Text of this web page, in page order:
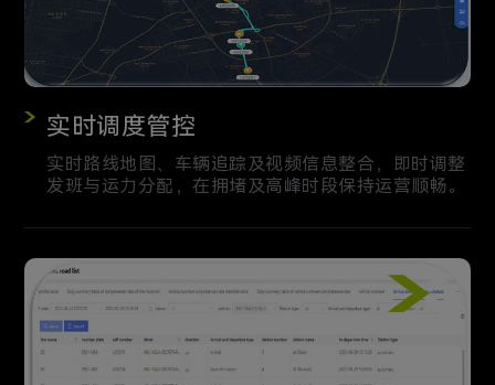
实时调度管控
实时路线地图、车辆追踪及视频信息整合，即时调整
发班与运力分配，在拥堵及高峰时段保持运营顺畅。